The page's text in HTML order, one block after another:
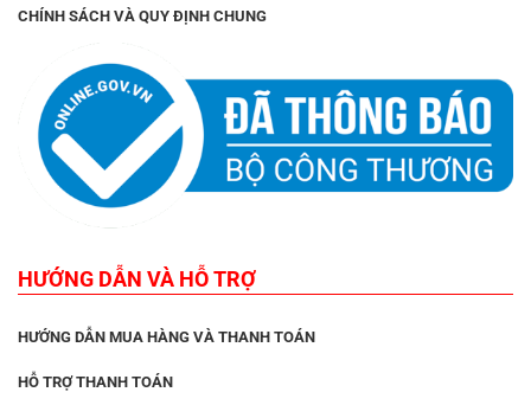
CHÍNH SÁCH VÀ QUY ĐỊNH CHUNG
HƯỚNG DẪN VÀ HỖ TRỢ
HƯỚNG DẪN MUA HÀNG VÀ THANH TOÁN
HỖ TRỢ THANH TOÁN